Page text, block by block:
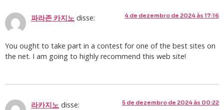
파라존 카지노 disse: 4 de dezembro de 2024 às 17:16
You ought to take part in a contest for one of the best sites on
the net. I am going to highly recommend this web site!
라카지노 disse: 5 de dezembro de 2024 às 00:22